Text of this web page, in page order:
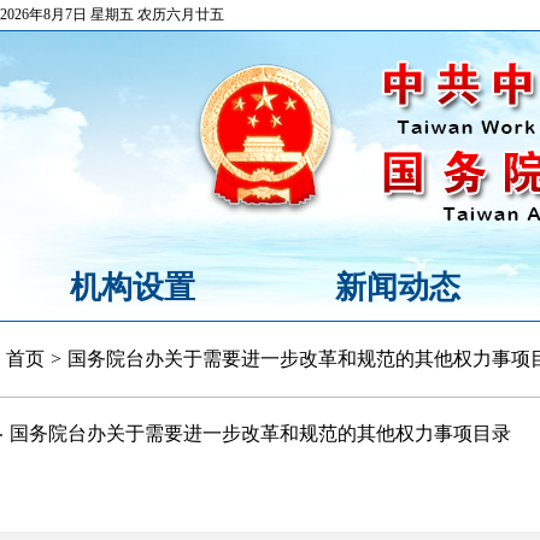
2026年8月7日 星期五 农历六月廿五
机构设置 新闻动态
首页 > 国务院台办关于需要进一步改革和规范的其他权力事项
国务院台办关于需要进一步改革和规范的其他权力事项目录